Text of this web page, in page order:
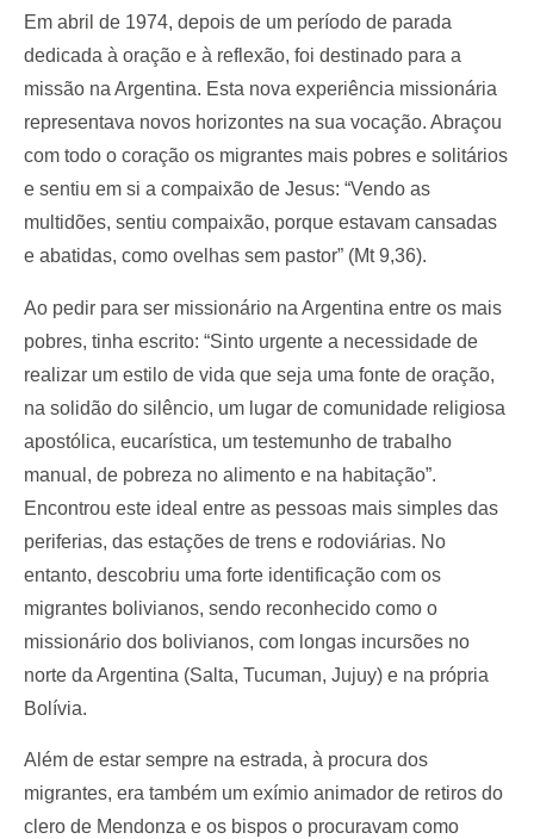
Em abril de 1974, depois de um período de parada
dedicada à oração e à reflexão, foi destinado para a
missão na Argentina. Esta nova experiência missionária
representava novos horizontes na sua vocação. Abraçou
com todo o coração os migrantes mais pobres e solitários
e sentiu em si a compaixão de Jesus: “Vendo as
multidões, sentiu compaixão, porque estavam cansadas
e abatidas, como ovelhas sem pastor” (Mt 9,36).
Ao pedir para ser missionário na Argentina entre os mais
pobres, tinha escrito: “Sinto urgente a necessidade de
realizar um estilo de vida que seja uma fonte de oração,
na solidão do silêncio, um lugar de comunidade religiosa
apostólica, eucarística, um testemunho de trabalho
manual, de pobreza no alimento e na habitação”.
Encontrou este ideal entre as pessoas mais simples das
periferias, das estações de trens e rodoviárias. No
entanto, descobriu uma forte identificação com os
migrantes bolivianos, sendo reconhecido como o
missionário dos bolivianos, com longas incursões no
norte da Argentina (Salta, Tucuman, Jujuy) e na própria
Bolívia.
Além de estar sempre na estrada, à procura dos
migrantes, era também um exímio animador de retiros do
clero de Mendonza e os bispos o procuravam como